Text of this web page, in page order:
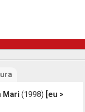
Mari (1998) [eu >